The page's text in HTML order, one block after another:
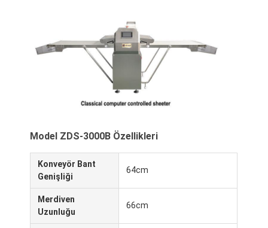
Bizimle İletişim
Fırın üretim hattı
Unlu Karıştırıcı
Ticari yumurta döven makine
Model ZDS-3000B Özellikleri
Konveyör Bant
Genişliği
64cm
Merdiven
Uzunluğu
66cm